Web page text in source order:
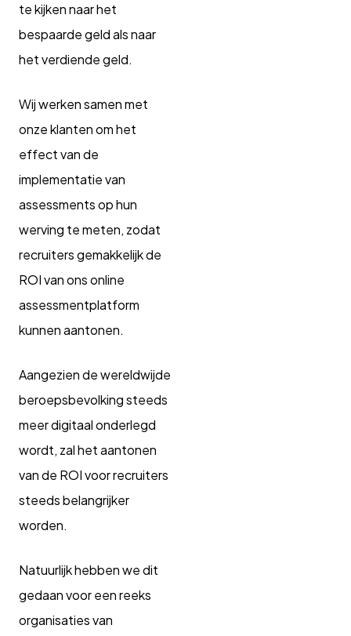
te kijken naarhet
bespaarde geld als naar
het verdiende geld.
Wij werken samen met
onze klanten om het
effect van de
implementatie van
assessments op hun
werving te meten, zodat
recruiters gemakkelijk de
ROI van ons online
assessmentplatform
kunnen aantonen.
Aangezien de wereldwijde
beroepsbevolking steeds
meer digitaal onderlegd
wordt, zal het aantonen
van de ROI voor recruiters
steeds belangrijker
worden.
Natuurlijk hebben we dit
gedaan voor een reeks
organisaties van